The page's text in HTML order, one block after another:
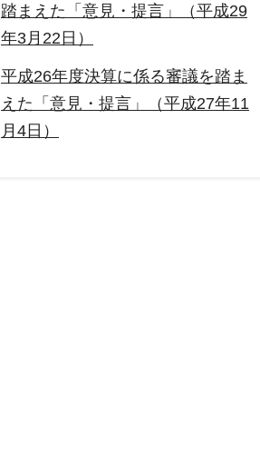
踏まえた「意見・提言」（平成29
年3月22日）
平成26年度決算に係る審議を踏ま
えた「意見・提言」（平成27年11
月4日）